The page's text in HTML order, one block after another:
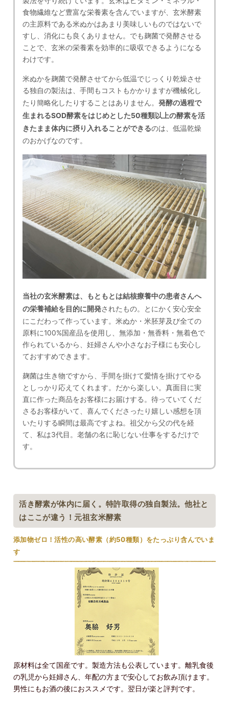
食物繊維など豊富な栄養素を含んでいますが、玄米酵素
の主原料である米ぬかはあまり美味しいものではないで
すし、消化にも良くありません。でも麹菌で発酵させる
ことで、玄米の栄養素を効率的に吸収できるようになる
わけです。
米ぬかを麹菌で発酵させてから低温でじっくり乾燥させ
る独自の製法は、手間もコストもかかりますが機械化し
たり簡略化したりすることはありません。発酵の過程で
生まれるSOD酵素をはじめとした50種類以上の酵素を活
きたまま体内に摂り入れることができるのは、低温乾燥
のおかげなのです。
当社の玄米酵素は、もともとは結核療養中の患者さんへ
の栄養補給を目的に開発されたもの。とにかく安心安全
にこだわって作っています。米ぬか・米胚芽及び全ての
原料に100%国産品を使用し、無添加・無香料・無着色で
作られているから、妊婦さんや小さなお子様にも安心し
ておすすめできます。
麹菌は生き物ですから、手間を掛けて愛情を掛けてやる
としっかり応えてくれます。だから楽しい。真面目に実
直に作った商品をお客様にお届けする。待っていてくだ
さるお客様がいて、喜んでくださったり嬉しい感想を頂
いたりする瞬間は最高ですよね。祖父から父の代を経
て、私は3代目。老舗の名に恥じない仕事をするだけで
す。
活き酵素が体内に届く。特許取得の独自製法。他社と
はここが違う！元祖玄米酵素
添加物ゼロ！活性の高い酵素（約50種類）をたっぷり含んでいま
す
原材料は全て国産です。製造方法も公表しています。離乳食後
の乳児から妊婦さん、年配の方まで安心してお飲み頂けます。
男性にもお酒の後におススメです。翌日が楽と評判です。